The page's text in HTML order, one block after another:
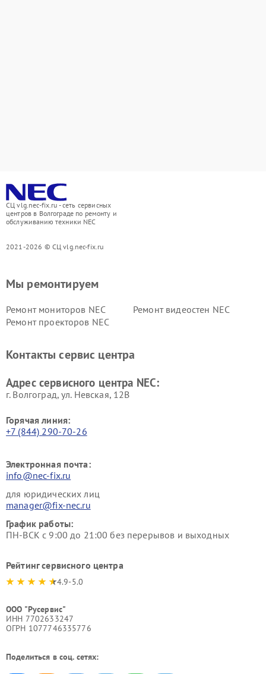
СЦ vlg.nec-fix.ru - сеть сервисных
центров в Волгограде по ремонту и
обслуживанию техники NEC
2021-2026 © СЦ vlg.nec-fix.ru
Мы ремонтируем
Ремонт мониторов NEC
Ремонт видеостен NEC
Ремонт проекторов NEC
Контакты сервис центра
Адрес сервисного центра NEC:
г. Волгоград, ул. Невская, 12В
Горячая линия:
+7 (844) 290-70-26
Электронная почта:
info@nec-fix.ru
для юридических лиц
manager@fix-nec.ru
График работы:
ПН-ВСК с 9:00 до 21:00 без перерывов и выходных
Рейтинг сервисного центра
4.9-5.0
ООО "Русервис"
ИНН 7702633247
ОГРН 1077746335776
Поделиться в соц. сетях: